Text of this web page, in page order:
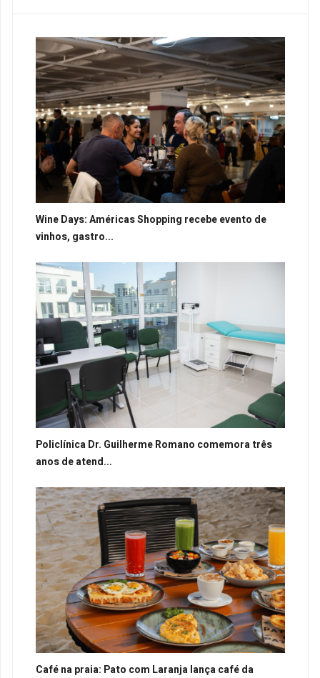
Wine Days: Américas Shopping recebe evento de
vinhos, gastro...
Policlínica Dr. Guilherme Romano comemora três
anos de atend...
Café na praia: Pato com Laranja lança café da